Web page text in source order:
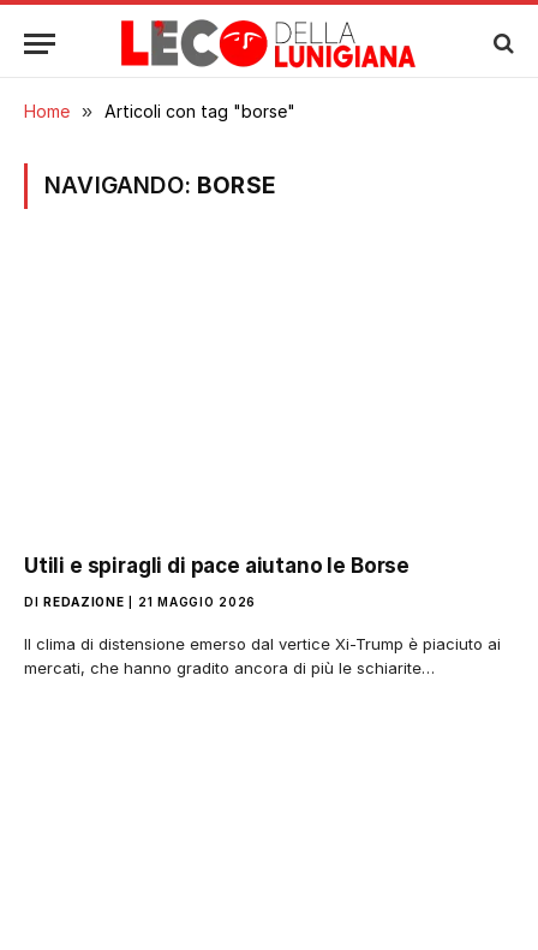
Home » Articoli con tag "borse"
NAVIGANDO: BORSE
Utili e spiragli di pace aiutano le Borse
DI REDAZIONE 21 MAGGIO 2026
Il clima di distensione emerso dal vertice Xi-Trump è piaciuto ai
mercati, che hanno gradito ancora di più le schiarite…